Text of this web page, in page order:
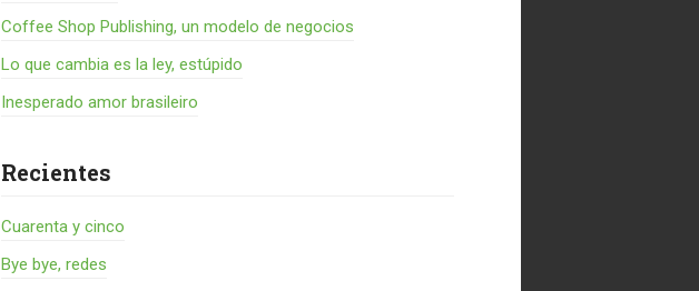
Coffee Shop Publishing, un modelo de negocios
Lo que cambia es la ley, estúpido
Inesperado amor brasileiro
Recientes
Cuarenta y cinco
Bye bye, redes